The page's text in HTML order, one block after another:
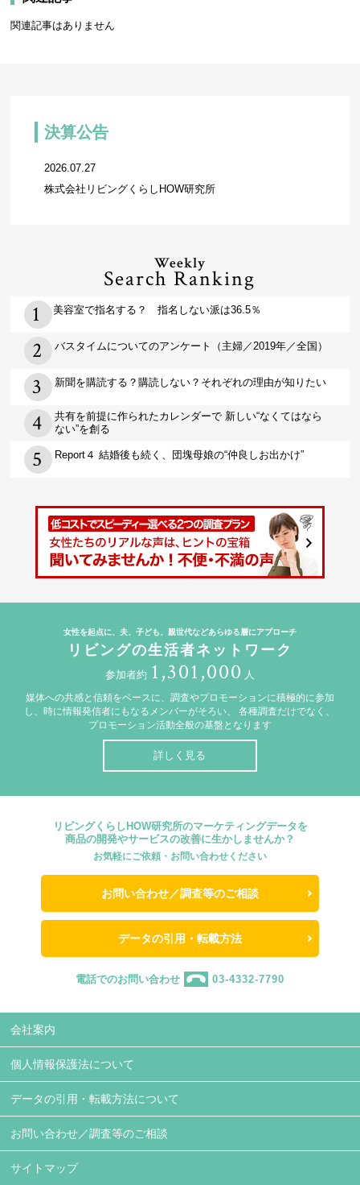
関連記事はありません
決算公告
2026.07.27
株式会社リビングくらしHOW研究所
Weekly
Search Ranking
美容室で指名する？ 指名しない派は36.5％
バスタイムについてのアンケート（主婦／2019年／全国）
新聞を購読する？購読しない？それぞれの理由が知りたい
共有を前提に作られたカレンダーで 新しい“なくてはなら
ない”を創る
Report４ 結婚後も続く、団塊母娘の“仲良しお出かけ”
女性を起点に、夫、子ども、親世代などあらゆる層にアプローチ
リビングの生活者ネットワーク
参加者約 1,301,000 人
媒体への共感と信頼をベースに、調査やプロモーションに積極的に参加
し、時に情報発信者にもなるメンバーがそろい、
各種調査だけでなく、
プロモーション活動全般の基盤となります
詳しく見る
リビングくらしHOW研究所のマーケティングデータを
商品の開発やサービスの改善に生かしませんか？
お気軽にご依頼・お問い合わせください
お問い合わせ／調査等のご相談
データの引用・転載方法
電話でのお問い合わせ 03-4332-7790
会社案内
個人情報保護法について
データの引用・転載方法について
お問い合わせ／調査等のご相談
サイトマップ